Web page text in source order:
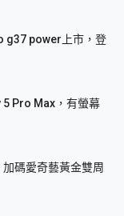
g37 power上市，登
Pro Max，有螢幕
碼愛奇藝黃金雙周